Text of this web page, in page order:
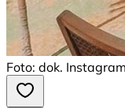
Foto: dok.